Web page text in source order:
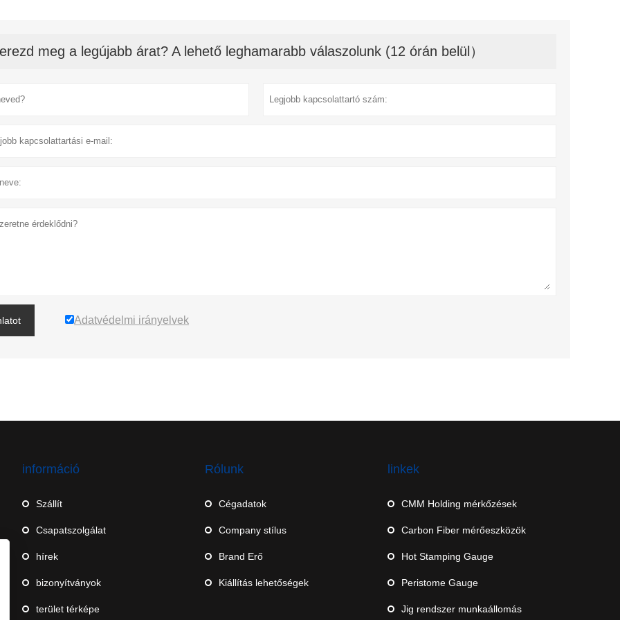
meg a legújabb árat? A lehető leghamarabb válaszolunk (12 órán belül）
Adatvédelmi irányelvek
információ
Szállít
Csapatszolgálat
hírek
bizonyítványok
terület térképe
Rólunk
Cégadatok
Company stílus
Brand Erő
Kiállítás lehetőségek
linkek
CMM Holding mérkőzések
Carbon Fiber mérőeszközök
Hot Stamping Gauge
Peristome Gauge
Jig rendszer munkaállomás